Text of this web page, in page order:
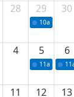
28 29
10a
30
4 5
11a
6
11 12 13